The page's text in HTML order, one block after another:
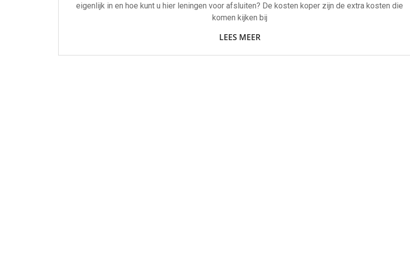
eigenlijk in en hoe kunt u hier leningen voor afsluiten? De kosten koper zijn de extra kosten die
komen kijken bij
LEES MEER